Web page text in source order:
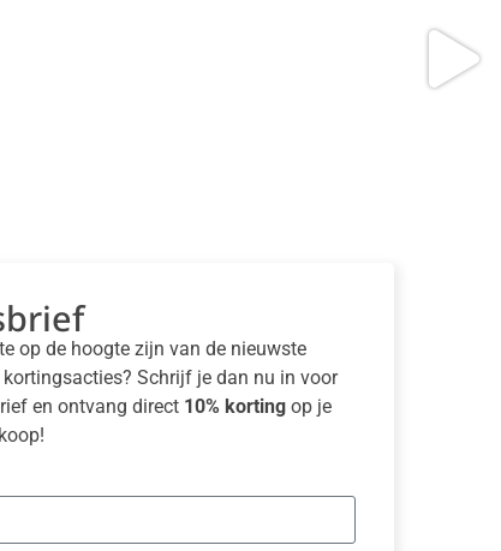
op de hoogte zijn van de nieuwste
kortingsacties? Schrijf je dan nu in voor
en ontvang direct 10% kortingop je